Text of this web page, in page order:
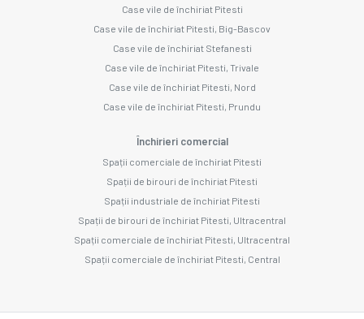
Case vile de închiriat Pitesti
Case vile de închiriat Pitesti, Big-Bascov
Case vile de închiriat Stefanesti
Case vile de închiriat Pitesti, Trivale
Case vile de închiriat Pitesti, Nord
Case vile de închiriat Pitesti, Prundu
Închirieri comercial
Spații comerciale de închiriat Pitesti
Spații de birouri de închiriat Pitesti
Spații industriale de închiriat Pitesti
Spații de birouri de închiriat Pitesti, Ultracentral
Spații comerciale de închiriat Pitesti, Ultracentral
Spații comerciale de închiriat Pitesti, Central